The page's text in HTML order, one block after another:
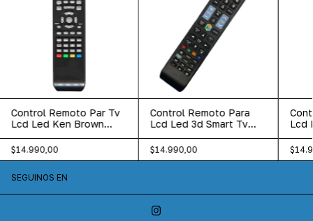
Control Remoto Par Tv
Lcd Led Ken Brown
$14.990,00
Control Remoto Para
Lcd Led 3d Smart Tv
$14.990,00
Lcd
SEGUINOS EN